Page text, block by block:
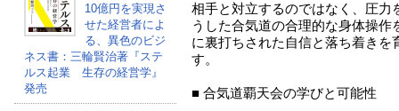
10億円を実現さ
せた経営者によ
る、異色のビジ
ネス書：三輪賢治著『ステ
ルス起業 生存の経営学』
発売
相手と対立するのではなく、圧力
うした合気道の合理的な身体操作
に裏打ちされた自信と落ち着きを
す。
■ 合気道覇天会の学びと可能性